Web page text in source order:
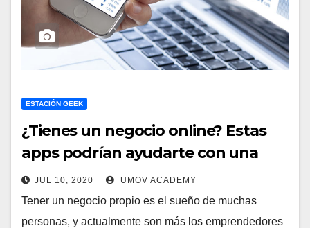
ESTACIÓN GEEK
¿Tienes un negocio online? Estas
apps podrían ayudarte con una
mejor organización y comunicación
JUL 10, 2020 UMOV ACADEMY
Tener un negocio propio es el sueño de muchas
personas, y actualmente son más los emprendedores